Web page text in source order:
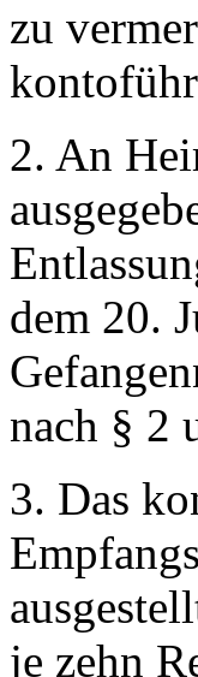
zu
2. An
dem 20.
nach § 2
3. Das
je zehn